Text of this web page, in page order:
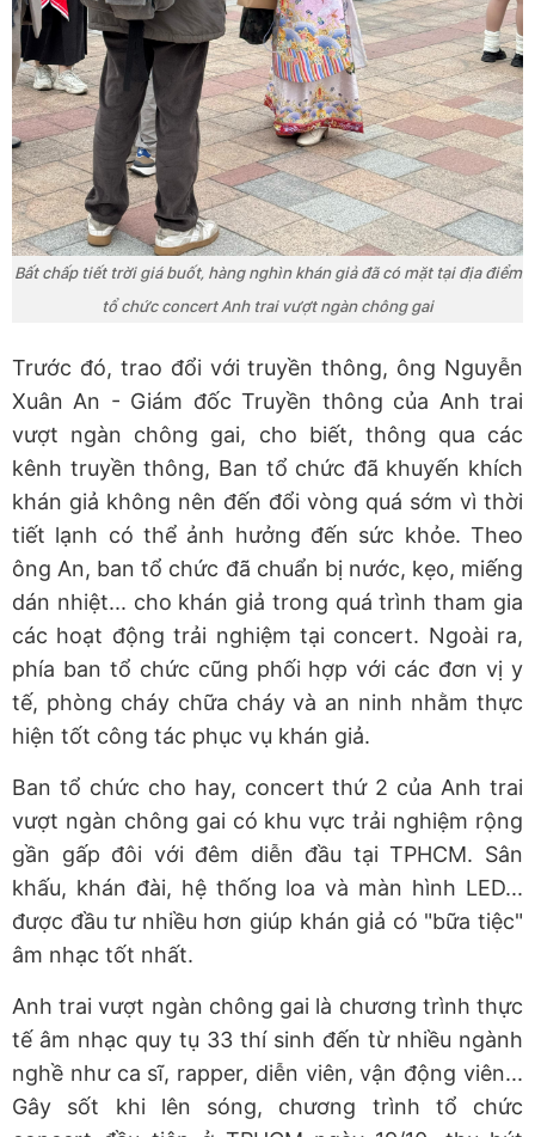
Bất chấp tiết trời giá buốt, hàng nghìn khán giả đã có mặt tại địa điểm
tổ chức concert Anh trai vượt ngàn chông gai
Trước đó, trao đổi với truyền thông, ông Nguyễn
Xuân An - Giám đốc Truyền thông của Anh trai
vượt ngàn chông gai, cho biết, thông qua các
kênh truyền thông, Ban tổ chức đã khuyến khích
khán giả không nên đến đổi vòng quá sớm vì thời
tiết lạnh có thể ảnh hưởng đến sức khỏe. Theo
ông An, ban tổ chức đã chuẩn bị nước, kẹo, miếng
dán nhiệt... cho khán giả trong quá trình tham gia
các hoạt động trải nghiệm tại concert. Ngoài ra,
phía ban tổ chức cũng phối hợp với các đơn vị y
tế, phòng cháy chữa cháy và an ninh nhằm thực
hiện tốt công tác phục vụ khán giả.
Ban tổ chức cho hay, concert thứ 2 của Anh trai
vượt ngàn chông gai có khu vực trải nghiệm rộng
gần gấp đôi với đêm diễn đầu tại TPHCM. Sân
khấu, khán đài, hệ thống loa và màn hình LED...
được đầu tư nhiều hơn giúp khán giả có "bữa tiệc"
âm nhạc tốt nhất.
Anh trai vượt ngàn chông gai là chương trình thực
tế âm nhạc quy tụ 33 thí sinh đến từ nhiều ngành
nghề như ca sĩ, rapper, diễn viên, vận động viên...
Gây sốt khi lên sóng, chương trình tổ chức